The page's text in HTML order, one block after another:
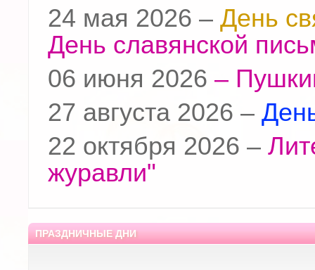
24 мая 2026 – День
День славянской
06 июня 2026 –
27 августа 2026 –
22 октября 2026 –
журавли"
ПРАЗДНИЧНЫЕ ДНИ